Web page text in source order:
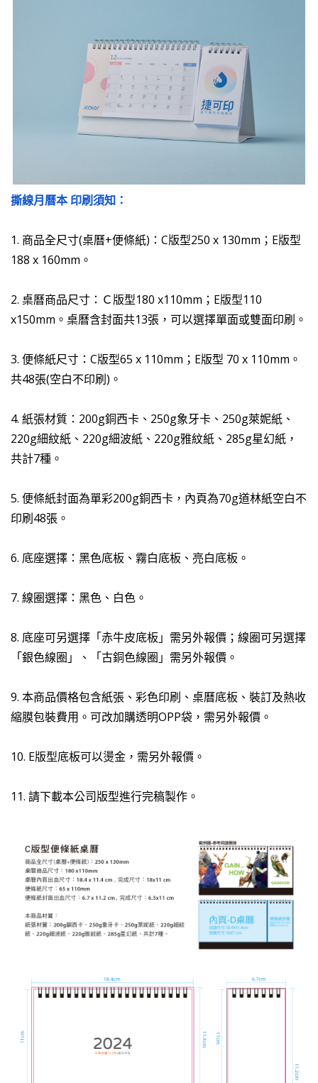
撕線月曆本 印刷須知：
1. 商品全尺寸(桌曆+便條紙)：C版型250 x 130mm；E版型
188 x 160mm。
2. 桌曆商品尺寸：Ｃ版型180 x110mm；E版型110
x150mm。桌曆含封面共13張，可以選擇單面或雙面印刷。
3. 便條紙尺寸：C版型65 x 110mm；E版型 70 x 110mm。
共48張(空白不印刷)。
4. 紙張材質：200g銅西卡、250g象牙卡、250g萊妮紙、
220g細紋紙、220g細波紙、220g雅紋紙、285g星幻紙，
共計7種。
5. 便條紙封面為單彩200g銅西卡，內頁為70g道林紙空白不
印刷48張。
6. 底座選擇：黑色底板、霧白底板、亮白底板。
7. 線圈選擇：黑色、白色。
8. 底座可另選擇「赤牛皮底板」需另外報價；線圈可另選擇
「銀色線圈」、「古銅色線圈」需另外報價。
9. 本商品價格包含紙張、彩色印刷、桌曆底板、裝訂及熱收
縮膜包裝費用。可改加購透明OPP袋，需另外報價。
10. E版型底板可以燙金，需另外報價。
11. 請下載本公司版型進行完稿製作。